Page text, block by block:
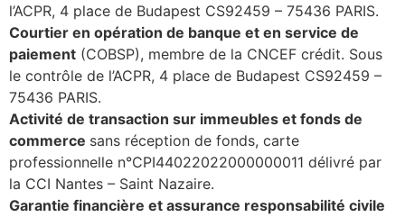
l’ACPR, 4 place de Budapest CS92459 – 75436 PARIS.
Courtier en opération de banque et en service de
paiement (COBSP), membre de la CNCEF crédit. Sous
le contrôle de l’ACPR, 4 place de Budapest CS92459 –
75436 PARIS.
Activité de transaction sur immeubles et fonds de
commerce sans réception de fonds, carte
professionnelle n°CPI44022022000000011 délivré par
la CCI Nantes – Saint Nazaire.
Garantie financière et assurance responsabilité civile